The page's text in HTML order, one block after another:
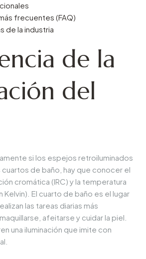
frecuentes (FAQ)
de la industria
de la
del
si los espejos retroiluminados
cuartos de baño, hay que conocer el
cromática (IRC) y la temperatura
El cuarto de baño es el lugar
las tareas diarias más
afeitarse y cuidar la piel.
una iluminación que imite con